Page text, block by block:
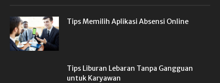
Tips Memilih Aplikasi Absensi Online
Tips Liburan Lebaran Tanpa Gangguan
untuk Karyawan